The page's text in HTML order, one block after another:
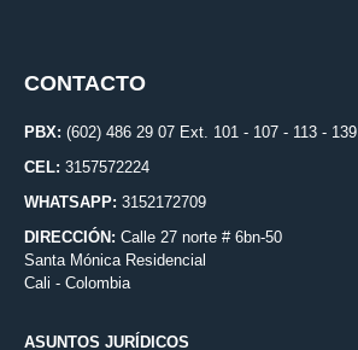
CONTACTO
PBX: (602) 486 29 07 Ext. 101 - 107 - 113 - 139
CEL: 3157572224
WHATSAPP: 3152172709
DIRECCIÓN: Calle 27 norte # 6bn-50
Santa Mónica Residencial
Cali - Colombia
ASUNTOS JURÍDICOS